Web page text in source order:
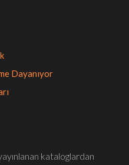
Dayanıyor
kataloglardan